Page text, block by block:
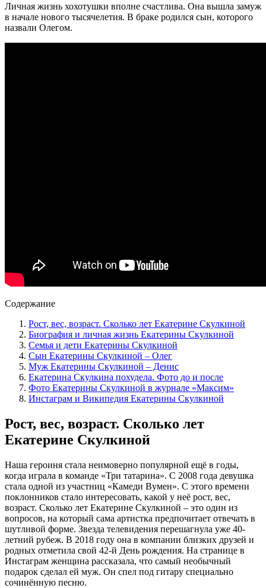
Личная жизнь хохотушки вполне счастлива. Она вышла замуж
в начале нового тысячелетия. В браке родился сын, которого
назвали Олегом.
Содержание
Рост, вес, возраст. Сколько лет Екатерине Скулкиной
Биография и личная жизнь Екатерины Скулкиной
Семья и дети Екатерины Скулкиной
Сын Екатерины Скулкиной – Олег
Муж Екатерины Скулкиной – Денис
Екатерина Скулкина похудела. Фото до и после
Фото Екатерины Скулкиной в журнале «Максим»
Инстаграм и Википедия Екатерины Скулкиной
Рост, вес, возраст. Сколько лет
Екатерине Скулкиной
Наша героиня стала неимоверно популярной ещё в годы,
когда играла в команде «Три татарина». С 2008 года девушка
стала одной из участниц «Камеди Вумен». С этого времени
поклонников стало интересовать, какой у неё рост, вес,
возраст. Сколько лет Екатерине Скулкиной – это один из
вопросов, на который сама артистка предпочитает отвечать в
шутливой форме. Звезда телевидения перешагнула уже 40-
летний рубеж. В 2018 году она в компании близких друзей и
родных отметила свой 42-й День рождения. На странице в
Инстаграм женщина рассказала, что самый необычный
подарок сделал ей муж. Он спел под гитару специально
сочинённую песню.